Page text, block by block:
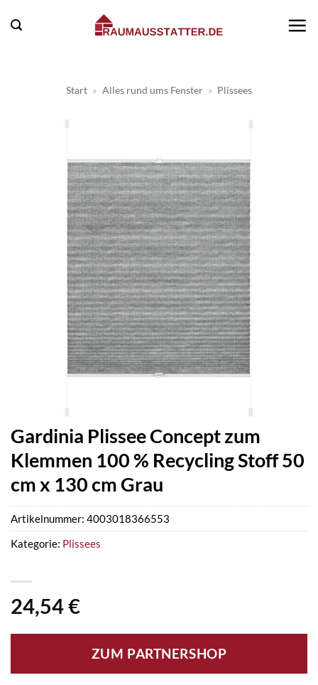
Inhalt
Start » Alles rund ums Fenster » Plissees
Gardinia Plissee Concept zum
Klemmen 100 % Recycling Stoff 50
cm x 130 cm Grau
24,54€
ZUM PARTNERSHOP
Artikelnummer: 4003018366553
Kategorie: Plissees